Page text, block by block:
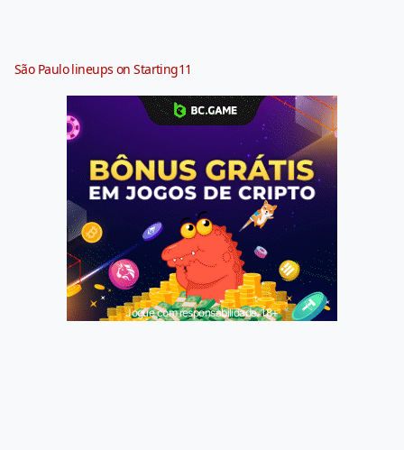
São Paulo lineups on Starting11
Jogue com responsabilidade. 18+